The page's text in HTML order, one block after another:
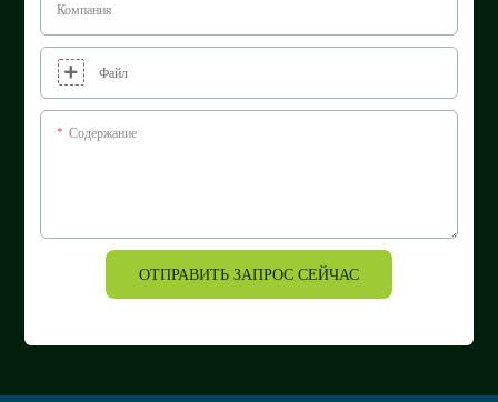
Компания
Файл
Содержание
ОТПРАВИТЬ ЗАПРОС СЕЙЧАС